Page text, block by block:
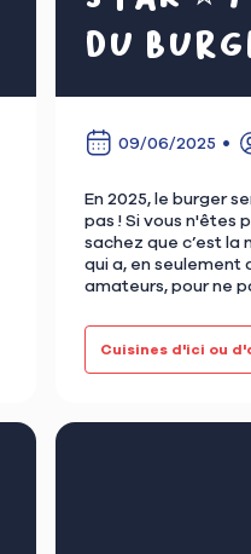
du
09/06/2025
En 2025, le burger
pas ! Si vous n'êtes
sachez que c’est
qui a, en seulement
amateurs, pour ne
Cuisines d'ici ou